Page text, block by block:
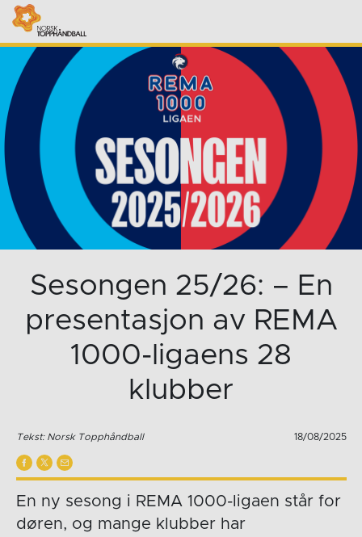
Sesongen 25/26: – En
presentasjon av REMA
1000-ligaens 28
klubber
Tekst: Norsk Topphåndball 18/08/2025
En ny sesong i REMA 1000-ligaen står for
døren, og mange klubber har